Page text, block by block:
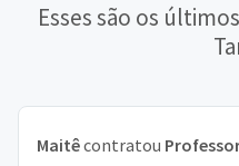
Esses são os
Maitêcontratou